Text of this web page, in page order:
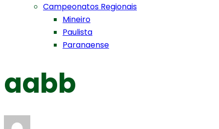
Campeonatos Regionais
Mineiro
Paulista
Paranaense
aabb